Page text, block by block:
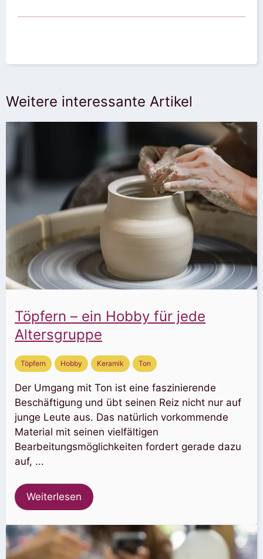
Weitere interessante Artikel
Töpfern – ein Hobby für jede
Altersgruppe
Töpfern Hobby Keramik Ton
Der Umgang mit Ton ist eine faszinierende
Beschäftigung und übt seinen Reiz nicht nur auf
junge Leute aus. Das natürlich vorkommende
Material mit seinen vielfältigen
Bearbeitungsmöglichkeiten fordert gerade dazu
auf, ...
Weiterlesen